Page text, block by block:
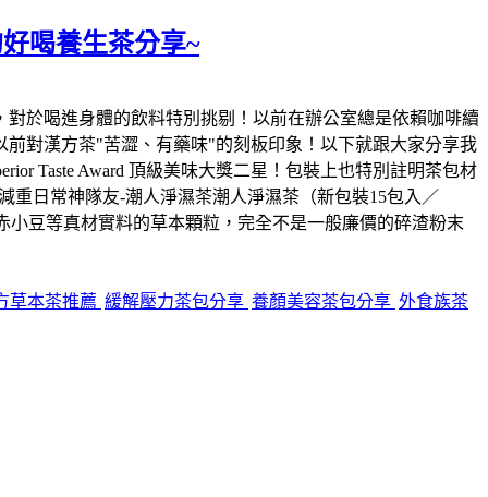
喝養生茶分享~
於喝進身體的飲料特別挑剔！以前在辦公室總是依賴咖啡續
對漢方茶"苦澀、有藥味"的刻板印象！以下就跟大家分享我
Taste Award 頂級美味大獎二星！包裝上也特別註明茶包材
重日常神隊友-潮人淨濕茶潮人淨濕茶（新包裝15包入／
豆等真材實料的草本顆粒，完全不是一般廉價的碎渣粉末
草本茶推薦 緩解壓力茶包分享 養顏美容茶包分享 外食族茶